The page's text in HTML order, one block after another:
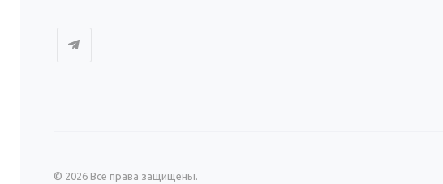
© 2026 Все права защищены.